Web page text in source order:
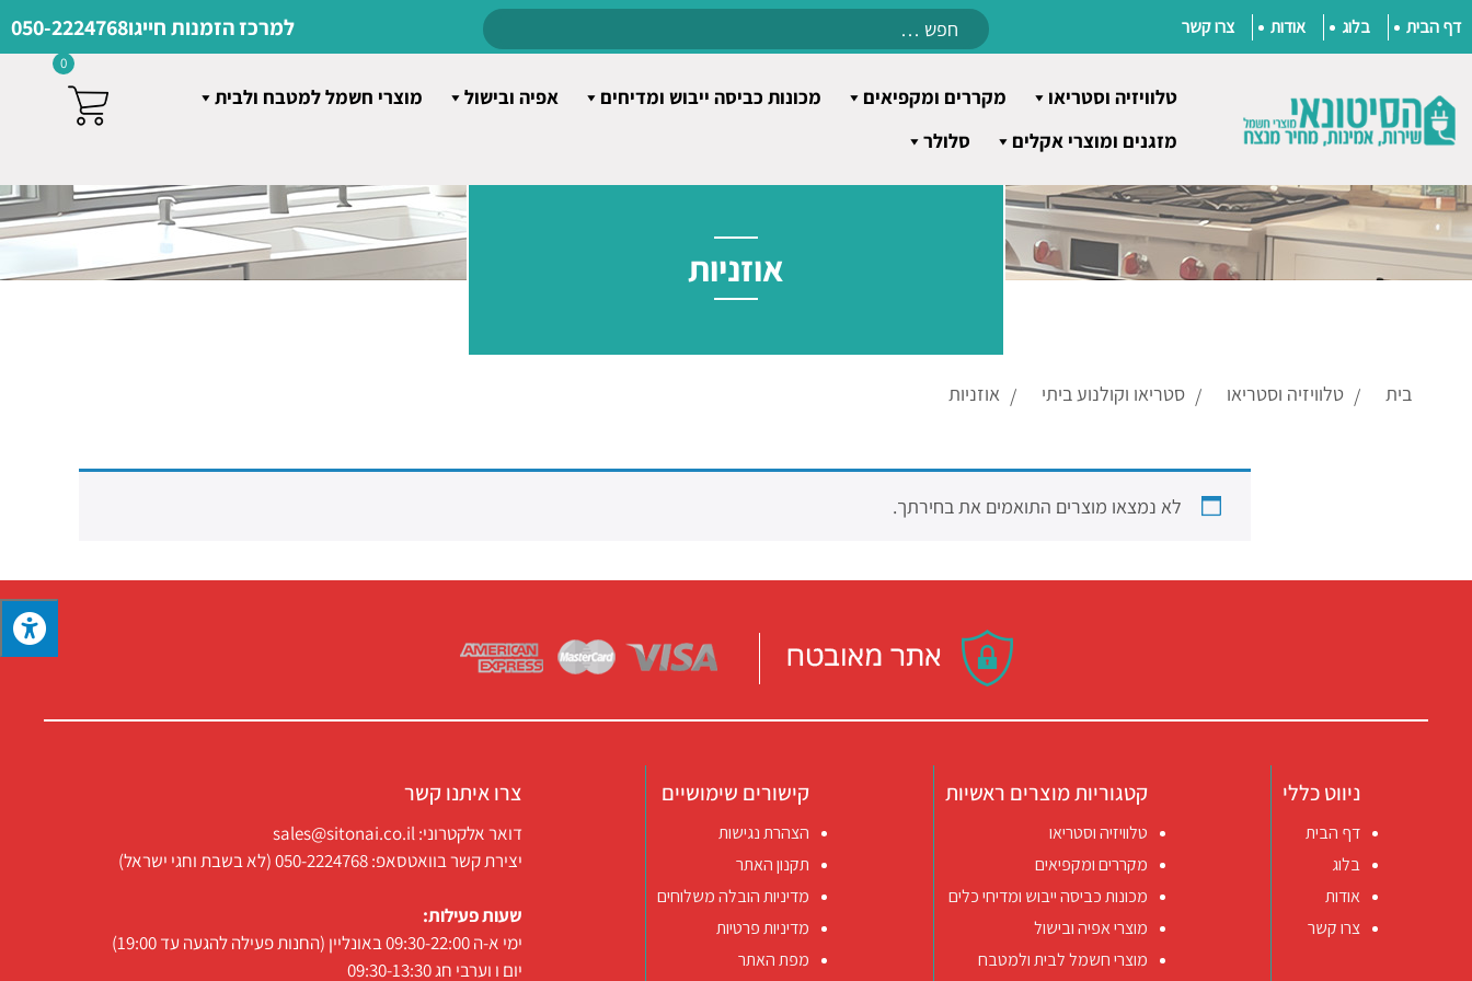
Skip
content
דף הבית בלוג אודות צרו קשר
Search
למרכז הזמנות חייגו050-2224768
טלוויזיה וסטריאו מקררים ומקפיאים מכונות כביסה ייבוש ומדיחים אפיה ובישול
מוצרי חשמל למטבח ולבית
מזגנים ומוצרי אקלים
סלולר
אוזניות
בית טלוויזיה וסטריאו סטריאו וקולנוע ביתי אוזניות
לא נמצאו מוצרים התואמים את בחירתך.
ניווט כללי
דף הבית
בלוג
אודות
צרו קשר
קטגוריות מוצרים ראשיות
טלוויזיה וסטריאו
מקררים ומקפיאים
מכונות כביסה ייבוש ומדיחי כלים
מוצרי אפיה ובישול
מוצרי חשמל לבית ולמטבח
קישורים שימושיים
הצהרת נגישות
תקנון האתר
מדיניות הובלה משלוחים
מדיניות פרטיות
מפת האתר
צרו איתנו קשר
דואר אלקטרוני: sales@sitonai.co.il
יצירת קשר בוואטסאפ: 050-2224768 (לא בשבת וחגי ישראל)
שעות פעילות:
ימי א-ה 09:30-22:00 באונליין (החנות פעילה להגעה עד 19:00)
יום ו וערבי חג 09:30-13:30
0